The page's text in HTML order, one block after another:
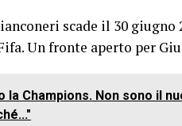
scade il 30 giugno
Un fronte aperto per
la Champions. Non sono il